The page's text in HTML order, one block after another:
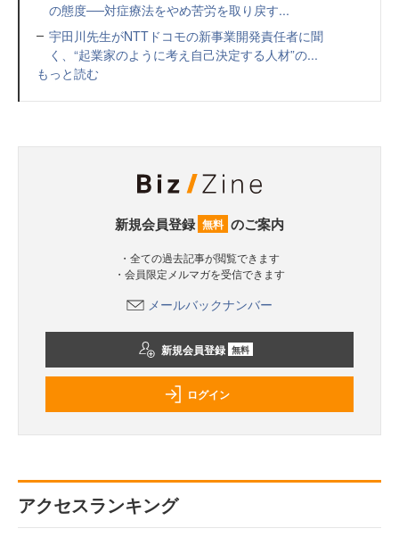
の態度──対症療法をやめ苦労を取り戻す...
宇田川先生がNTTドコモの新事業開発責任者に聞
く、“起業家のように考え自己決定する人材”の...
もっと読む
新規会員登録 無料 のご案内
・全ての過去記事が閲覧できます
・会員限定メルマガを受信できます
メールバックナンバー
新規会員登録 無料
ログイン
アクセスランキング